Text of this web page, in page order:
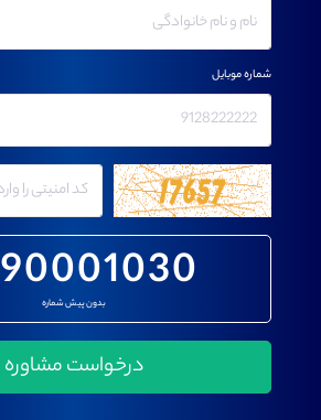
90001030
بدون پیش شماره
شماره موبایل